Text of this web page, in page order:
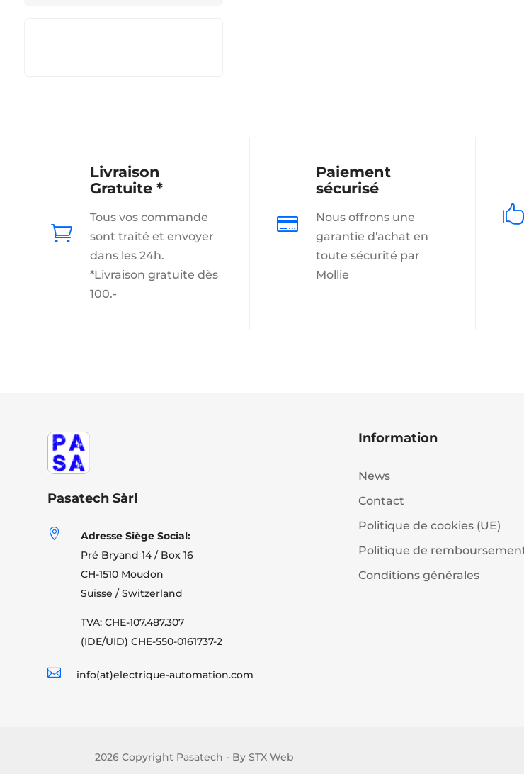

Livraison
Gratuite *
Tous vos commande
sont traité et envoyer
dans les 24h.
*Livraison gratuite dès
100.-

Paiement
sécurisé
Nous offrons une
garantie d'achat en
toute sécurité par
Mollie

Pasatech Sàrl

Adresse Siège Social:
Pré Bryand 14 / Box 16
CH-1510 Moudon
Suisse / Switzerland
TVA: CHE-107.487.307
(IDE/UID) CHE-550-0161737-2
 info(at)electrique-automation.com
Information
News
Contact
Politique de cookies (UE)
Politique de
Conditions générales
2026 Copyright Pasatech - By STX Web